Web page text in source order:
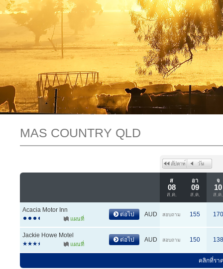
MAS COUNTRY QLD
ส
08
ส.ค.
อา
09
ส.ค.
จ
10
ส.ค.
Acacia Motor Inn
แผนที่
ต่อไป AUD สอบถาม 155 170
Jackie Howe Motel
แผนที่
ต่อไป AUD สอบถาม 150 138
คลิกที่รา